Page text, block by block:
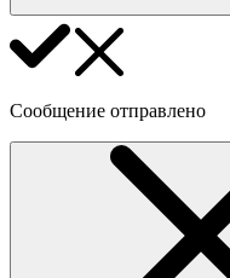
Сообщение отправлено